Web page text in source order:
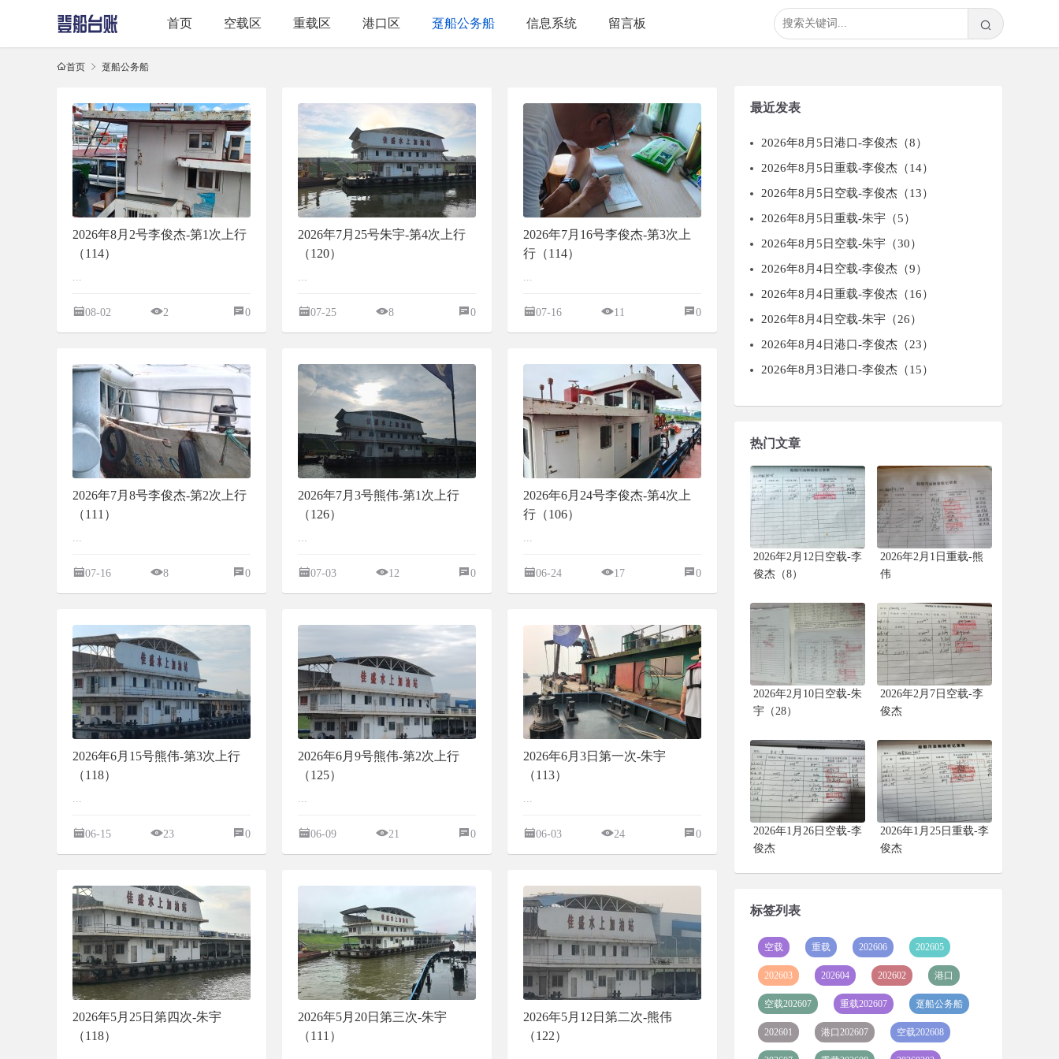
首页 空载区 重载区 港口区 趸船公务船 信息系统 留言板
首页 趸船公务船
2026年8月2号李俊杰-第1次上行
（114）
...
08-02 2 0
2026年7月25号朱宇-第4次上行
（120）
...
07-25 8 0
2026年7月16号李俊杰-第3次上
行（114）
...
07-16 11 0
2026年7月8号李俊杰-第2次上行
（111）
...
07-16 8 0
2026年7月3号熊伟-第1次上行
（126）
...
07-03 12 0
2026年6月24号李俊杰-第4次上
行（106）
...
06-24 17 0
2026年6月15号熊伟-第3次上行
（118）
...
06-15 23 0
2026年6月9号熊伟-第2次上行
（125）
...
06-09 21 0
2026年6月3日第一次-朱宇
（113）
...
06-03 24 0
2026年5月25日第四次-朱宇
（118）
2026年5月20日第三次-朱宇
（111）
2026年5月12日第二次-熊伟
（122）
最近发表
2026年8月5日港口-李俊杰（8）
2026年8月5日重载-李俊杰（14）
2026年8月5日空载-李俊杰（13）
2026年8月5日重载-朱宇（5）
2026年8月5日空载-朱宇（30）
2026年8月4日空载-李俊杰（9）
2026年8月4日重载-李俊杰（16）
2026年8月4日空载-朱宇（26）
2026年8月4日港口-李俊杰（23）
2026年8月3日港口-李俊杰（15）
热门文章
2026年2月12日空载-李
俊杰（8）
2026年2月1日重载-熊
伟
2026年2月10日空载-朱
宇（28）
2026年2月7日空载-李
俊杰
2026年1月26日空载-李
俊杰
2026年1月25日重载-李
俊杰
标签列表
空载 重载 202606 202605
202603 202604 202602 港口
空载202607 重载202607 趸船公务船
202601 港口202607 空载202608